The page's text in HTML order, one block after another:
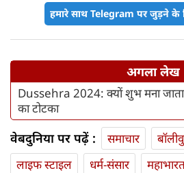
हमारे साथ Telegram पर जुड़ने के
अगला लेख
Dussehra 2024: क्यों शुभ मना
का टोटका
वेबदुनिया पर पढ़ें : समाचार
लाइफ स्‍टाइल
धर्म-संसार